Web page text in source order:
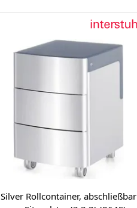
Silver Rollcontainer, abschließbar